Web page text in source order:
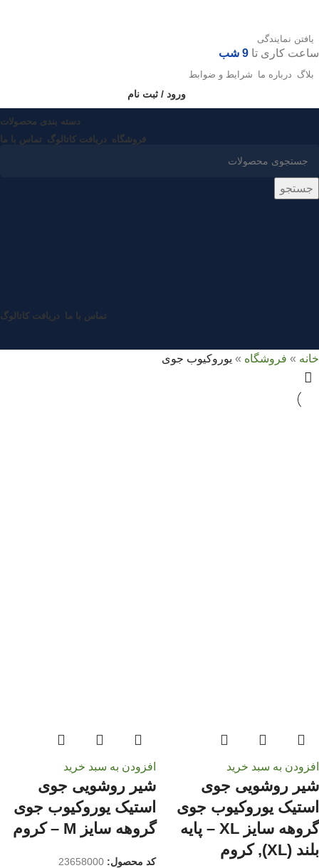
یافتن نمایندگی
ساعت کاری تا 9 شب
بلاگ درباره ما شرایط و ضوابط
ورود / ثبت نام
دسته بندی محصولات
فروشگاه دریافت کاتالوگ تماس با ما
جستجو
تماس با ما دریافت کاتالوگ
خانه » فروشگاه » یوروکیوب جوی
افزودن به سبد خرید
شیر روشویی جوی
استیک یوروکیوب جوی
گروهه سایز XL – پایه
بلند (XL), کروم
افزودن به سبد خرید
شیر روشویی جوی
استیک یوروکیوب جوی
گروهه سایز M – کروم
کد محصول: 23658000